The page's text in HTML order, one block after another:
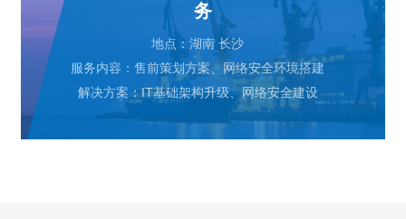
务
地点：湖南 长沙
服务内容：售前策划方案、网络安全环境搭建
解决方案：IT基础架构升级、网络安全建设